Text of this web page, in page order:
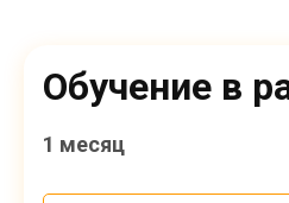
Обучение в
1 месяц